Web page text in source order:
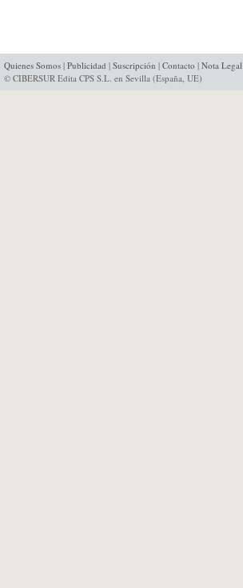
Quienes Somos | Publicidad | Suscripción | Contacto | Nota Legal
© CIBERSUR Edita CPS S.L. en Sevilla (España, UE)